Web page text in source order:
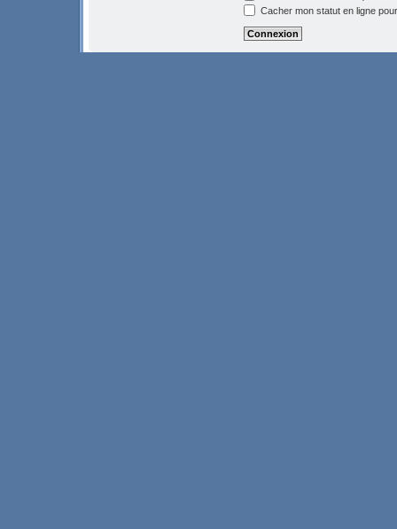
Cacher mon statut en ligne